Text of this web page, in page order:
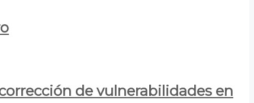
de vulnerabilidades en